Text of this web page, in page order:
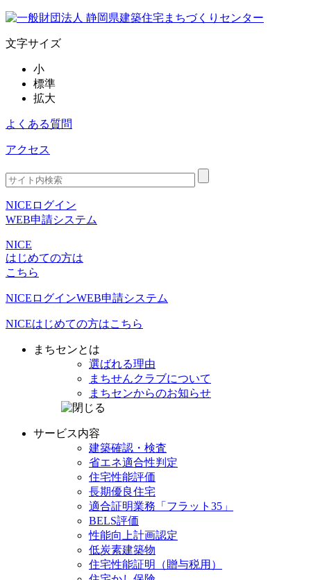
文字サイズ
小
標準
拡大
よくある質問
アクセス
NICEログイン
WEB申請システム
NICE
はじめての方は
こちら
NICEログインWEB申請システム
NICEはじめての方はこちら
まちセンとは
選ばれる理由
まちせんクラブについて
まちセンからのお知らせ
サービス内容
建築確認・検査
省エネ適合性判定
住宅性能評価
長期優良住宅
適合証明業務 「フラット35」
BELS評価
性能向上計画認定
低炭素建築物
住宅性能証明
（贈与税用）